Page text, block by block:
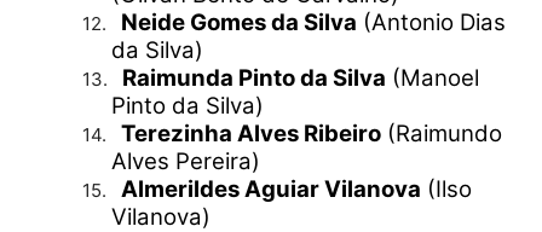
12. Neide Gomes da Silva (Antonio Dias
da Silva)
13. Raimunda Pinto da Silva (Manoel
Pinto da Silva)
14. Terezinha Alves Ribeiro (Raimundo
Alves Pereira)
15. Almerildes Aguiar Vilanova (Ilso
Vilanova)